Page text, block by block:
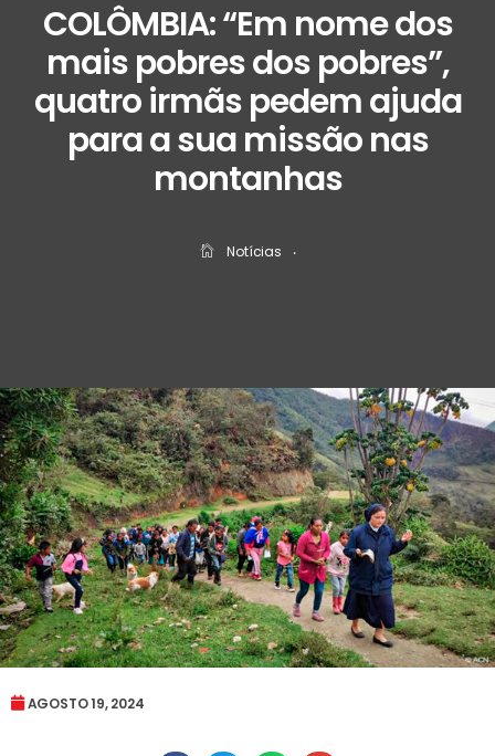
COLÔMBIA: “Em nome dos
mais pobres dos pobres”,
quatro irmãs pedem ajuda
para a sua missão nas
montanhas
Notícias ‧
AGOSTO 19, 2024